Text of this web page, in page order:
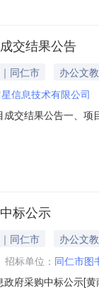
交结果公告
同仁市
办公文教
信息技术有限公司
交结果公告一、
务类主要标的信
标公示
同仁市
办公文教
招标单位： 同仁市图
府采购中标公示[